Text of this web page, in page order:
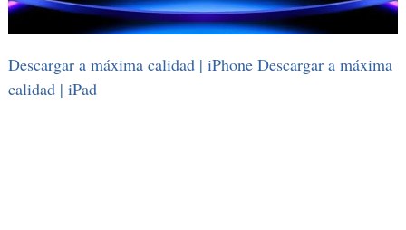
Descargar a máxima calidad | iPhone Descargar a máxima
calidad | iPad